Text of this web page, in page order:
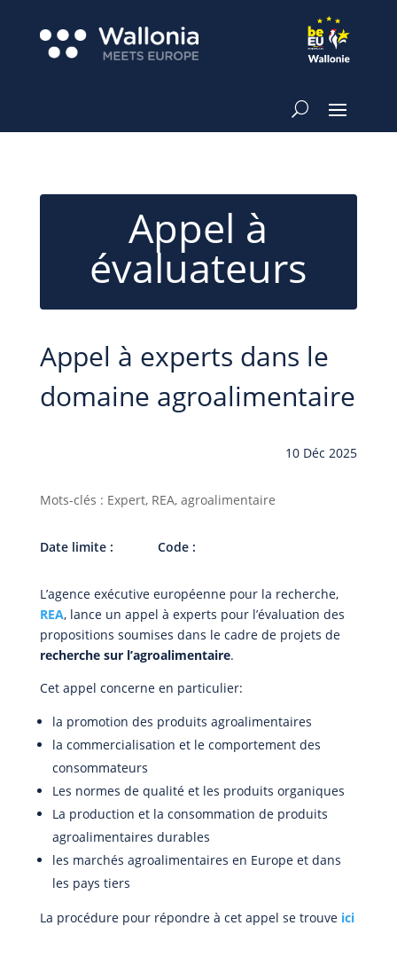
Appel à
évaluateurs
Appel à experts dans le
domaine agroalimentaire
10 Déc 2025
Mots-clés : Expert, REA, agroalimentaire
Date limite : Code :
L’agence exécutive européenne pour la recherche,
REA, lance un appel à experts pour l’évaluation des
propositions soumises dans le cadre de projets de
recherche sur l’agroalimentaire.
Cet appel concerne en particulier:
la promotion des produits agroalimentaires
la commercialisation et le comportement des
consommateurs
Les normes de qualité et les produits organiques
La production et la consommation de produits
agroalimentaires durables
les marchés agroalimentaires en Europe et dans
les pays tiers
La procédure pour répondre à cet appel se trouve ici